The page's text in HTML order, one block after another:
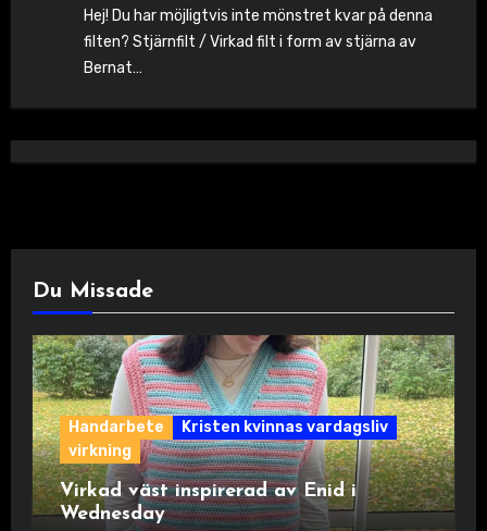
Hej! Du har möjligtvis inte mönstret kvar på denna
filten? Stjärnfilt / Virkad filt i form av stjärna av
Bernat…
Du Missade
Handarbete
Kristen kvinnas vardagsliv
virkning
Virkad väst inspirerad av Enid i
Wednesday